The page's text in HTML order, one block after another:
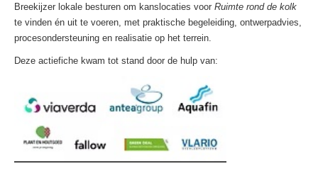
Breekijzer lokale besturen om kanslocaties voor Ruimte rond de kolk
te vinden én uit te voeren, met praktische begeleiding, ontwerpadvies,
procesondersteuning en realisatie op het terrein.
Deze actiefiche kwam tot stand door de hulp van: